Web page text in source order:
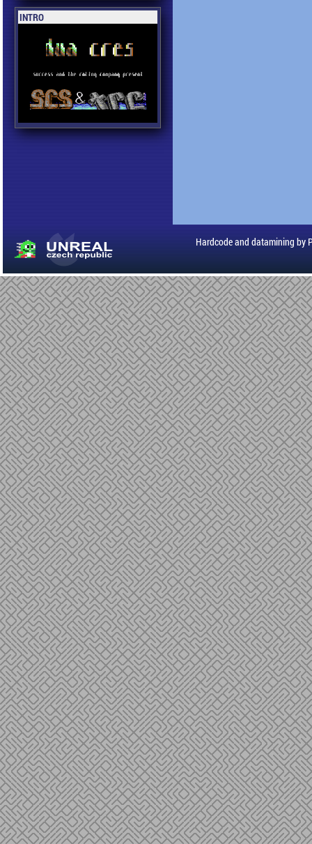
INTRO
Hardcode and datamining by